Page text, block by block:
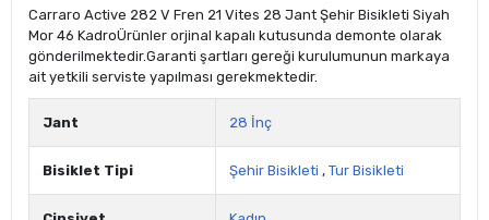
Carraro Active 282 V Fren 21 Vites 28 Jant Şehir Bisikleti Siyah
Mor 46 KadroÜrünler orjinal kapalı kutusunda demonte olarak
gönderilmektedir.Garanti şartları gereği kurulumunun markaya
ait yetkili serviste yapılması gerekmektedir.
Jant 28 İnç
Bisiklet Tipi Şehir Bisikleti , Tur Bisikleti